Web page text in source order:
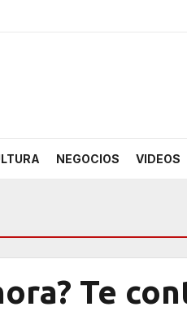
NEGOCIOS VIDEOS
Te